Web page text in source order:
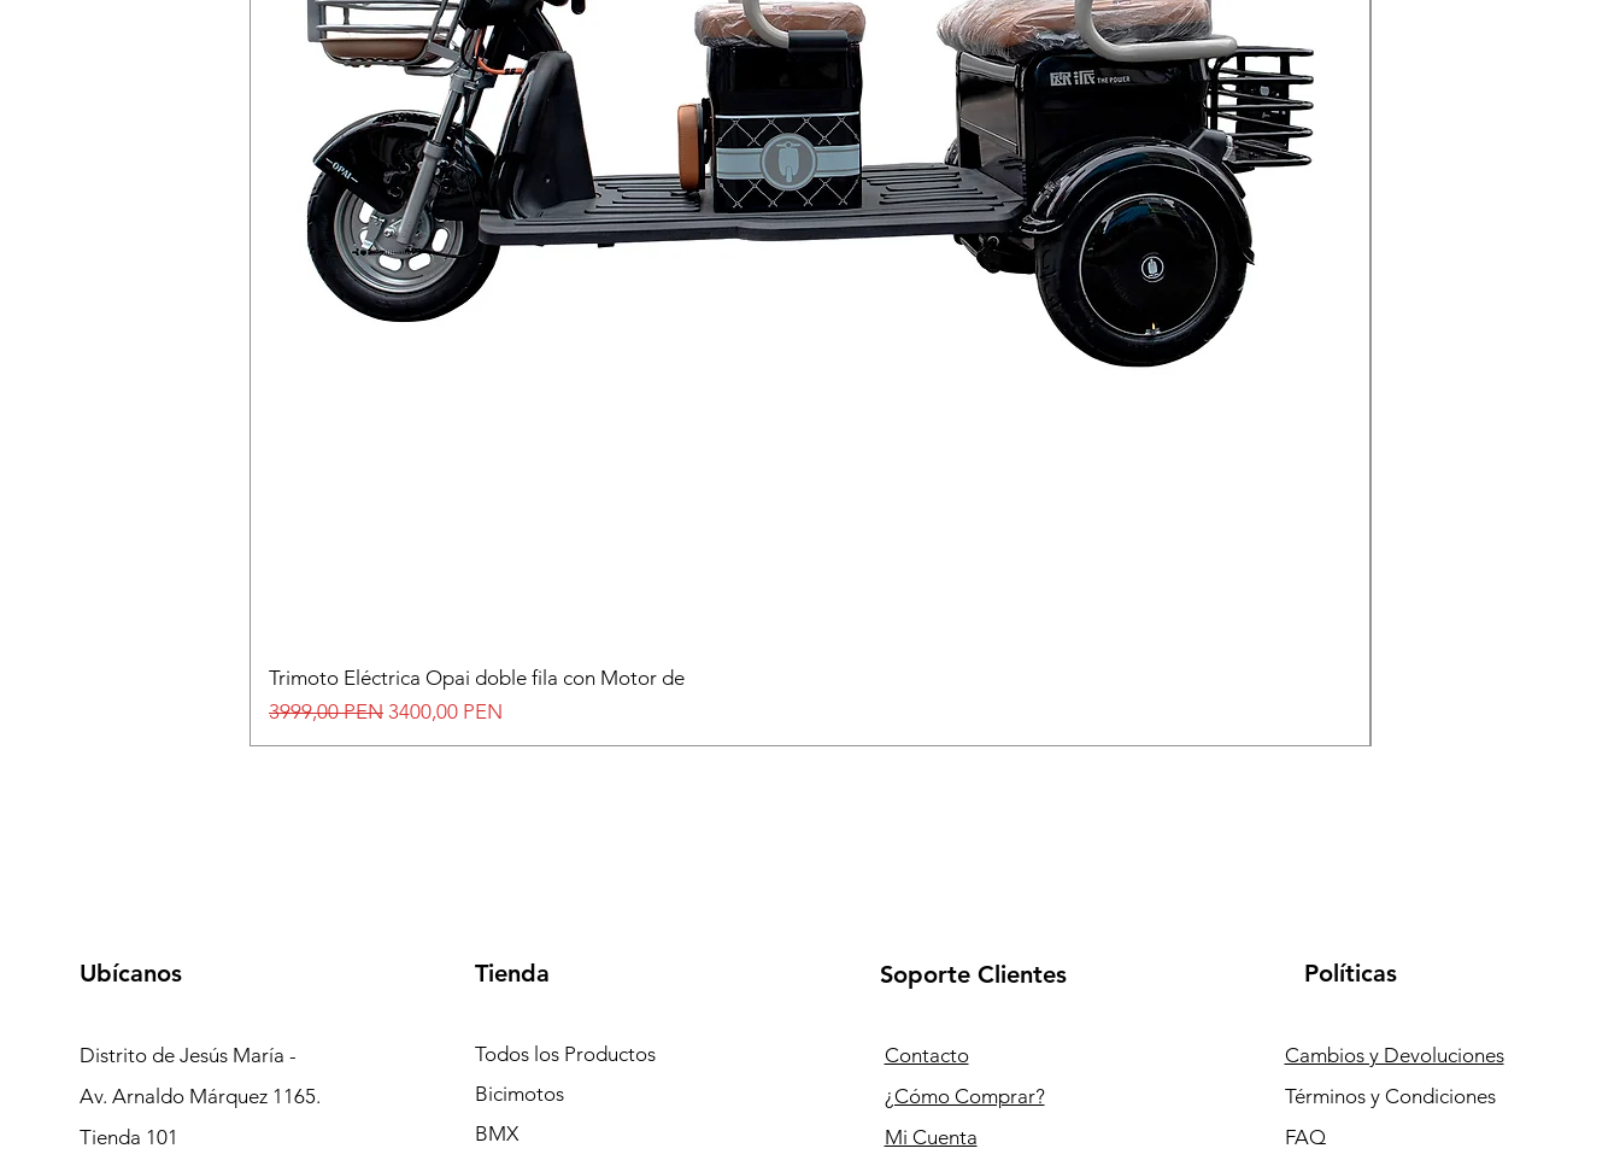
Trimoto Eléctrica Opai doble fila con Motor de
Precio
3999,00 PEN Precio de oferta
3400,00 PEN
Ubícanos
Distrito de Jesús María -
Av. Arnaldo Márquez 1165.
Tienda 101
Tienda
Todos los Productos
Bicimotos
BMX
Soporte Clientes
Contacto
¿Cómo Comprar?
Mi Cuenta
Políticas
Cambios y Devoluciones
Términos y Condiciones
FAQ